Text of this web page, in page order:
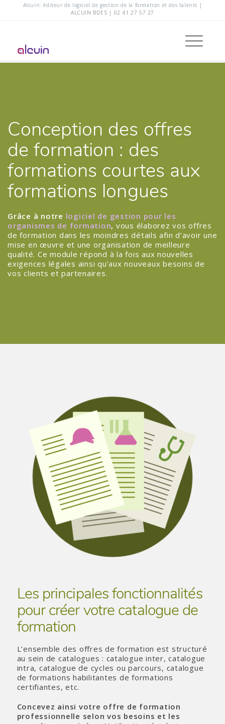
Alcuin: éditeur de logiciel de gestion de la formation et des talents |
ALCUIN BDES | 02 41 27 57 27
Conception des offres
de formation : des
formations courtes aux
formations longues
Grâce à notre logiciel de gestion pour les
organismes de formation, vous élaborez vos offres
de formation dans les moindres détails afin d’avoir une
mise en œuvre et une organisation de meilleure
qualité. Ce module répond à la fois aux nouvelles
exigences légales ainsi qu’aux nouveaux besoins de
vos clients et partenaires.
Les principales fonctionnalités
pour créer votre catalogue de
formation
L’ensemble des offres de formation est structuré
au sein de catalogues : catalogue inter, catalogue
intra, catalogue de cycles ou parcours, catalogue
de formations habilitantes de formations
certifiantes, etc.
Concevez ainsi votre offre de formation
professionnelle selon vos besoins et les